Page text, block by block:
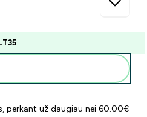
LT35
perkant už daugiau nei 60.00€